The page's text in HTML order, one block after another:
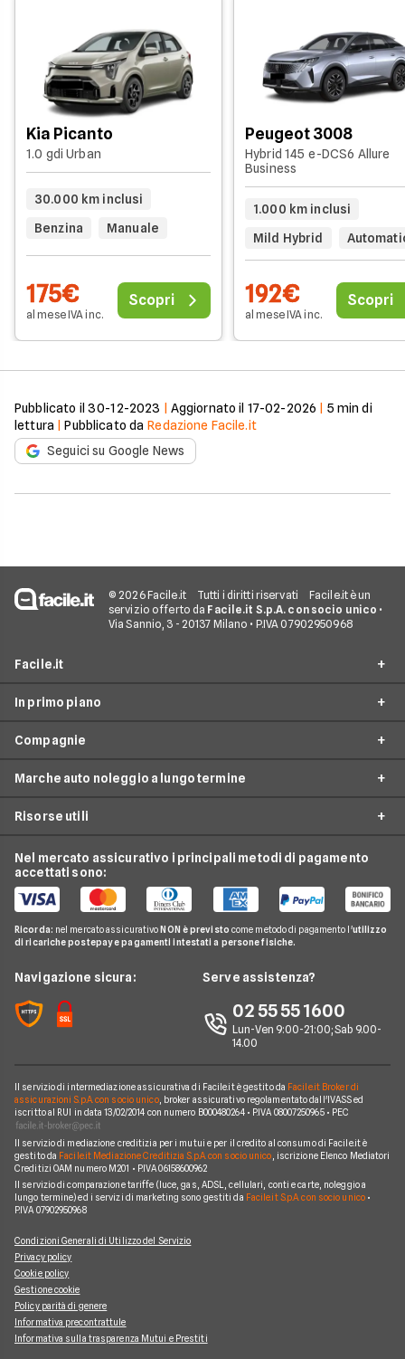
Kia Picanto
1.0 gdi Urban
30.000 km inclusi
Benzina
Manuale
175€
al mese IVA inc.
Scopri
Peugeot 3008
Hybrid 145 e-DCS6 Allure
Business
1.000 km inclusi
Mild Hybrid
192€
al mese IVA inc.
Scopri
Pubblicato il 30-12-2023 Aggiornato il 17-02-2026 5 min di
lettura |Pubblicato da Redazione Facile.it
Seguici su Google News
© 2026 Facile.it Tutti i diritti riservati
Facile.it è un
servizio offerto da Facile.it S.p.A. con socio unico •
Via Sannio, 3 - 20137 Milano • P.IVA 07902950968
Facile.it
Assicurazioni
Prestiti
Mutui
Conti e Carte
Telefonia Mobile
Pay TV
Noleggio Lungo Termine
News
Chi siamo
Perché scegliere Facile.it
Mappa del sito
In primo piano
Noleggio lungo termine
City Car Noleggio lungo termine
Noleggio SUV
Noleggio monovolume
Compagnie
Arval
Leasys
LeasePlan
B-rent
Athlon
Program
Horizon Automotive
Marche auto noleggio a lungo termine
BMW
Citroen
Fiat
Ford
Mercedes
Nissan
Peugeot
Volkswagen
Risorse utili
Guide noleggio auto
News noleggio auto
Glossario noleggio auto
Nel mercato assicurativo i principali metodi di pagamento
accettati sono:
Ricorda: nel mercato assicurativo NON è previsto come metodo di pagamento l'utilizzo
di ricariche postepay e pagamenti intestati a persone fisiche.
Navigazione sicura: Serve assistenza?
02 55 55 1600
Lun-Ven 9:00-21:00; Sab 9.00-
14.00
Il servizio di intermediazione assicurativa di Facile.it è gestito da Facile.it Broker di
assicurazioni S.p.A. con socio unico, broker assicurativo regolamentato dall'IVASS ed
iscritto al RUI in data 13/02/2014 con numero B000480264 • P.IVA 08007250965 • PEC
Il servizio di mediazione creditizia per i mutui e per il credito al consumo di Facile.it è
gestito da Facile.it Mediazione Creditizia S.p.A. con socio unico , iscrizione Elenco Mediatori
Creditizi OAM numero M201 • P.IVA 06158600962
Il servizio di comparazione tariffe (luce, gas, ADSL, cellulari, conti e carte, noleggio a
lungo termine) ed i servizi di marketing sono gestiti da Facile.it S.p.A. con socio unico•
P.IVA 07902950968
Condizioni Generali di Utilizzo del Servizio
Privacy policy
Cookie policy
Gestione cookie
Policy parità di genere
Informativa precontrattule
Informativa sulla trasparenza Mutui e Prestiti